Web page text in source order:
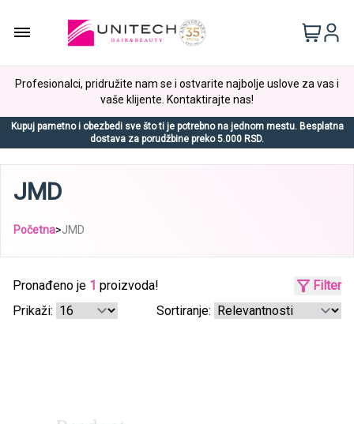
Profesionalci, pridružite nam se i ostvarite najbolje uslove za vas i
vaše klijente. Kontaktirajte nas!
Kupuj pametno i obezbedi sve što ti je potrebno na jednom mestu. Besplatna
dostava za porudžbine preko 5.000 RSD.
JMD
Početna>JMD
Pronađeno je 1 proizvoda!
Filter
Prikaži:
Sortiranje: